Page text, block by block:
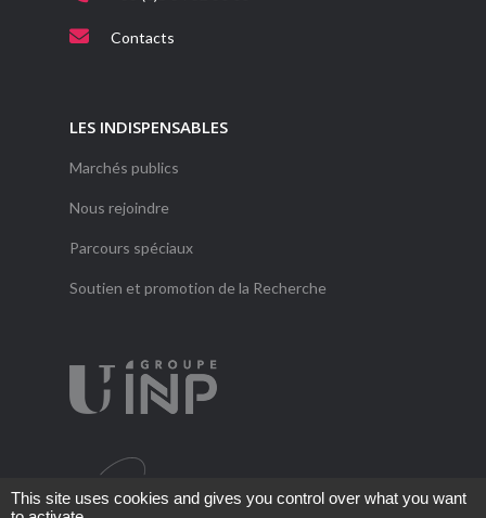
Contacts
LES INDISPENSABLES
Marchés publics
Nous rejoindre
Parcours spéciaux
Soutien et promotion de la Recherche
This site uses cookies and gives you control over what you want